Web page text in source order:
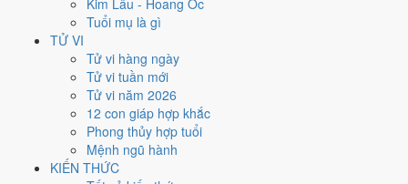
Tuổi mụ là gì
TỬ VI
Tử vi hàng ngày
Tử vi tuần mới
Tử vi năm 2026
12 con giáp hợp khắc
Phong thủy hợp tuổi
Mệnh ngũ hành
KIẾN THỨC
Bính Ngọ
Ngày Tân Mùi có TrựcBình(ngày bình hòa, ổn định, không thiên
hung cát) và gặp SaoChu Tước hắc đạo
4.6/10nên đây làNgày Hung
định lớn khó đảo ngược.
Hợi, Mão, Ngọhợp ngày; tuổi